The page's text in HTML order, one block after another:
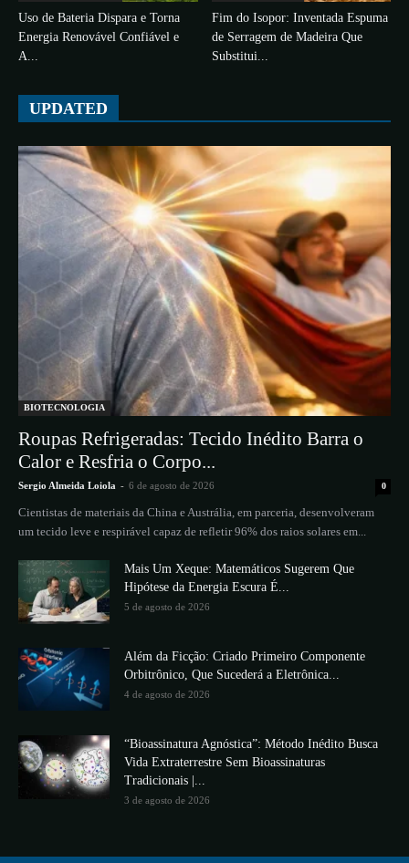
Uso de Bateria Dispara e Torna
Energia Renovável Confiável e
A...
Fim do Isopor: Inventada Espuma
de Serragem de Madeira Que
Substitui...
UPDATED
BIOTECNOLOGIA
Roupas Refrigeradas: Tecido Inédito Barra o
Calor e Resfria o Corpo...
Sergio Almeida Loiola - 6 de agosto de 2026 0
Cientistas de materiais da China e Austrália, em parceria, desenvolveram
um tecido leve e respirável capaz de refletir 96% dos raios solares em...
Mais Um Xeque: Matemáticos Sugerem Que
Hipótese da Energia Escura É...
5 de agosto de 2026
Além da Ficção: Criado Primeiro Componente
Orbitrônico, Que Sucederá a Eletrônica...
4 de agosto de 2026
“Bioassinatura Agnóstica”: Método Inédito Busca
Vida Extraterrestre Sem Bioassinaturas
Tradicionais |...
3 de agosto de 2026